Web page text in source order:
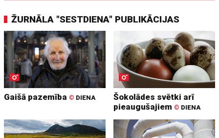
ŽURNĀLA "SESTDIENA" PUBLIKĀCIJAS
Gaišā pazemība © DIENA
Šokolādes svētki arī
pieaugušajiem © DIENA